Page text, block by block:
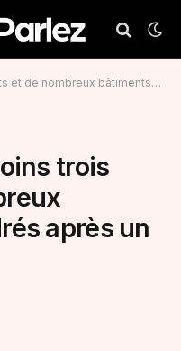
effondrés après un puissant séisme
trois
après un